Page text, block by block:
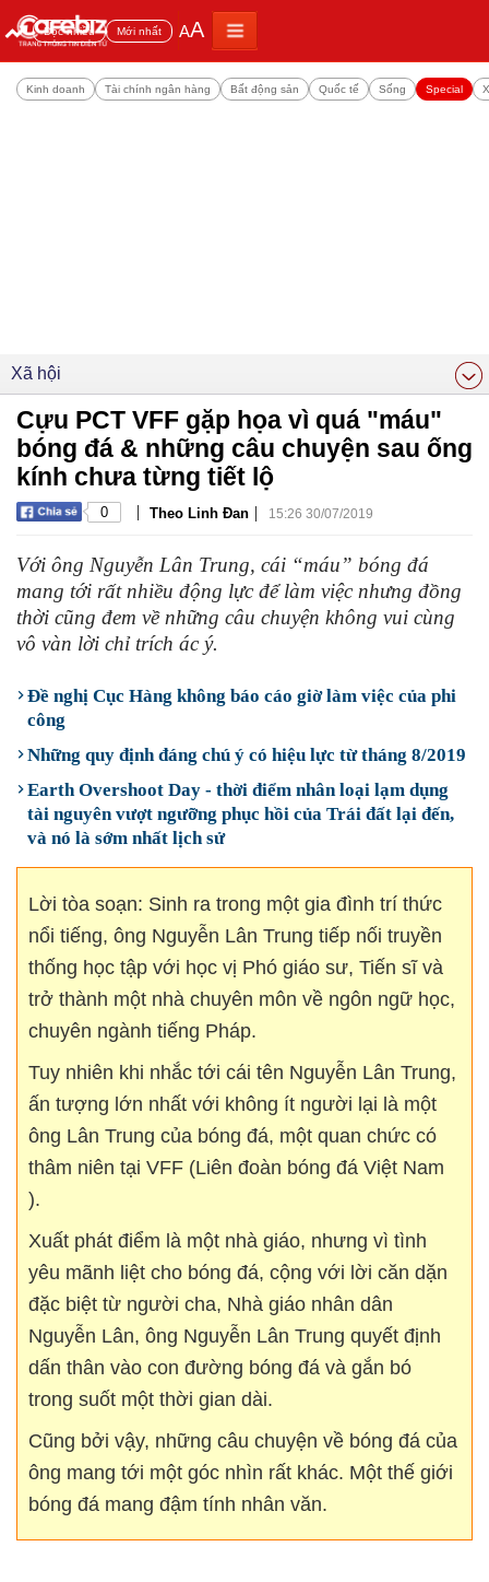
Đọc nhiều Mới nhất AA
Kinh doanh Tài chính ngân hàng Bất động sản Quốc tế Sống Special
Xã hội
Cựu PCT VFF gặp họa vì quá "máu"
bóng đá & những câu chuyện sau ống
kính chưa từng tiết lộ
0 | Theo Linh Đan | 15:26 30/07/2019
Với ông Nguyễn Lân Trung, cái “máu” bóng đá
mang tới rất nhiều động lực để làm việc nhưng đồng
thời cũng đem về những câu chuyện không vui cùng
vô vàn lời chỉ trích ác ý.
Đề nghị Cục Hàng không báo cáo giờ làm việc của phi
công
Những quy định đáng chú ý có hiệu lực từ tháng 8/2019
Earth Overshoot Day - thời điểm nhân loại lạm dụng
tài nguyên vượt ngưỡng phục hồi của Trái đất lại đến,
và nó là sớm nhất lịch sử
Lời tòa soạn: Sinh ra trong một gia đình trí thức
nổi tiếng, ông Nguyễn Lân Trung tiếp nối truyền
thống học tập với học vị Phó giáo sư, Tiến sĩ và
trở thành một nhà chuyên môn về ngôn ngữ học,
chuyên ngành tiếng Pháp.
Tuy nhiên khi nhắc tới cái tên Nguyễn Lân Trung,
ấn tượng lớn nhất với không ít người lại là một
ông Lân Trung của bóng đá, một quan chức có
thâm niên tại VFF (Liên đoàn bóng đá Việt Nam
).
Xuất phát điểm là một nhà giáo, nhưng vì tình
yêu mãnh liệt cho bóng đá, cộng với lời căn dặn
đặc biệt từ người cha, Nhà giáo nhân dân
Nguyễn Lân, ông Nguyễn Lân Trung quyết định
dấn thân vào con đường bóng đá và gắn bó
trong suốt một thời gian dài.
Cũng bởi vậy, những câu chuyện về bóng đá của
ông mang tới một góc nhìn rất khác. Một thế giới
bóng đá mang đậm tính nhân văn.